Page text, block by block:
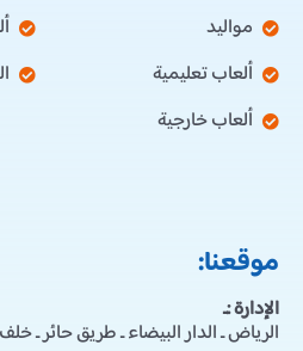
مواليد
ألعاب تعليمية
ألعاب خارجية
موقعنا:
الإدارة :ـ
الرياض ـ الدار البيضاء ـ طريق حائر ـ